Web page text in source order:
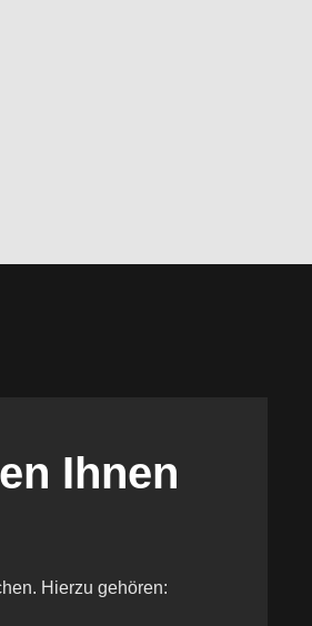
Ihnen
Hierzu gehören: